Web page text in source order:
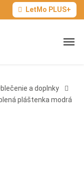
LetMo PLUS+
a doplnky
pláštenka modrá